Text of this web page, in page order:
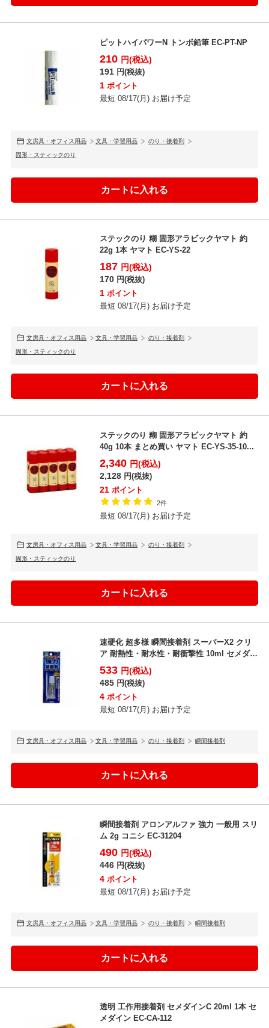
ピットハイパワーN トンボ鉛筆 EC-PT-NP
210 円(税込)
191 円(税抜)
1 ポイント
最短 08/17(月) お届け予定
文房具・オフィス用品 文具・学習用品 のり・接着剤
固形・スティックのり
ステックのり 糊 固形アラビックヤマト 約
22g 1本 ヤマト EC-YS-22
187 円(税込)
170 円(税抜)
1 ポイント
最短 08/17(月) お届け予定
文房具・オフィス用品 文具・学習用品 のり・接着剤
固形・スティックのり
ステックのり 糊 固形アラビックヤマト 約
40g 10本 まとめ買い ヤマト EC-YS-35-10...
2,340 円(税込)
2,128 円(税抜)
21 ポイント
2件
最短 08/17(月) お届け予定
文房具・オフィス用品 文具・学習用品 のり・接着剤
固形・スティックのり
速硬化 超多様 瞬間接着剤 スーパーX2 クリ
ア 耐熱性・耐水性・耐衝撃性 10ml セメダイ
ン E...
533 円(税込)
485 円(税抜)
4 ポイント
最短 08/17(月) お届け予定
文房具・オフィス用品 文具・学習用品 のり・接着剤 瞬間接着剤
瞬間接着剤 アロンアルファ 強力 一般用 スリ
ム 2g コニシ EC-31204
490 円(税込)
446 円(税抜)
4 ポイント
最短 08/17(月) お届け予定
文房具・オフィス用品 文具・学習用品 のり・接着剤 瞬間接着剤
透明 工作用接着剤 セメダインC 20ml 1本 セ
メダイン EC-CA-112